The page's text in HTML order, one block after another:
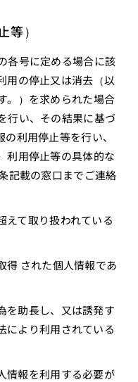
等）
各号に定める場合に該
用の停止又は消去（以
。）を求められた場合
行い、その結果に基づ
利用停止等を行い、
利用停止等の具体的な
記載の窓口までご連絡
えて取り扱われている
得 された個人情報であ
を助長し、又は誘発す
により利用されている
情報を利用する必要が